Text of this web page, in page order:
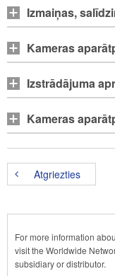
Izmaiņas,
Kameras
Izstrādājuma
Kameras
Atgriezties
For more information
visit the Worldwide
subsidiary or distributor.